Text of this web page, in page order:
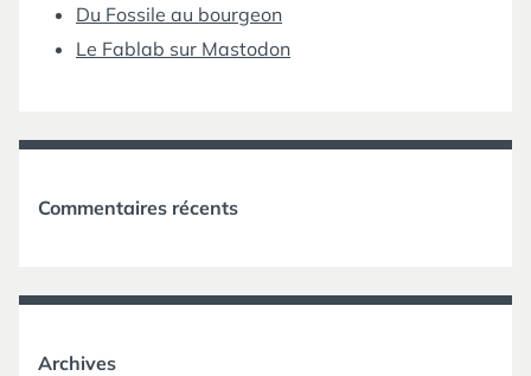
Du Fossile au bourgeon
Le Fablab sur Mastodon
Commentaires récents
Archives